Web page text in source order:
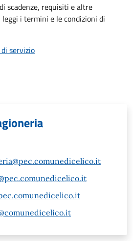
scadenze, requisiti e altre
i termini e le condizioni di
servizio